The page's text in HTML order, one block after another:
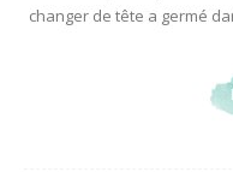
changer de tête a germé